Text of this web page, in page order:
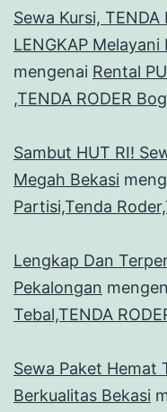
Sewa Kursi, TENDA
LENGKAP
mengenai Rental
,TENDA RODER
Sambut HUT RI!
Megah Bekasi
Partisi,Tenda
Lengkap Dan
Pekalongan
Tebal,TENDA
Sewa Paket Hemat
Berkualitas Bekasi